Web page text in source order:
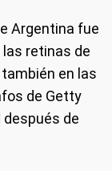
Argentina fue
retinas de
en las
de Getty
después de